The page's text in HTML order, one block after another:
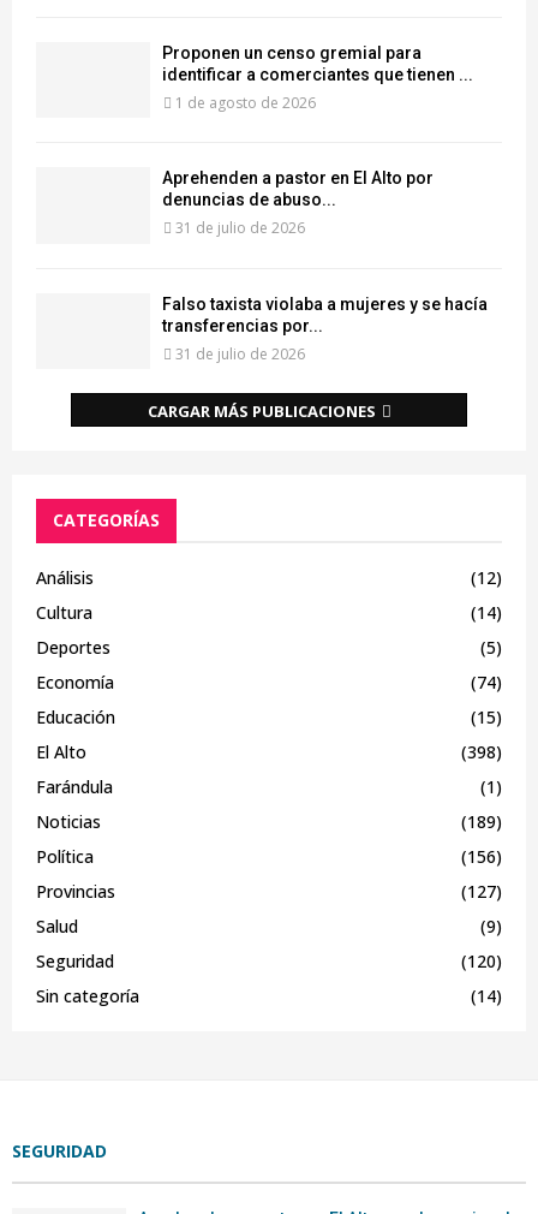
Proponen un censo gremial para
identificar a comerciantes que tienen ...
1 de agosto de 2026
Aprehenden a pastor en El Alto por
denuncias de abuso...
31 de julio de 2026
Falso taxista violaba a mujeres y se hacía
transferencias por...
31 de julio de 2026
CARGAR MÁS PUBLICACIONES
CATEGORÍAS
Análisis
(12)
Cultura
(14)
Deportes
(5)
Economía
(74)
Educación
(15)
El Alto
(398)
Farándula
(1)
Noticias
(189)
Política
(156)
Provincias
(127)
Salud
(9)
Seguridad
(120)
Sin categoría
(14)
SEGURIDAD